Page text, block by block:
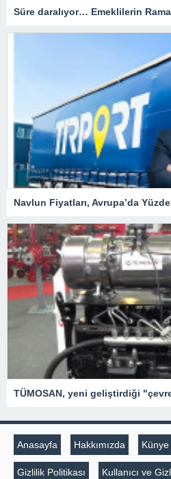
Anasayfa Hakkımızda Künye
Gizlilik Politikası Kullanıcı ve